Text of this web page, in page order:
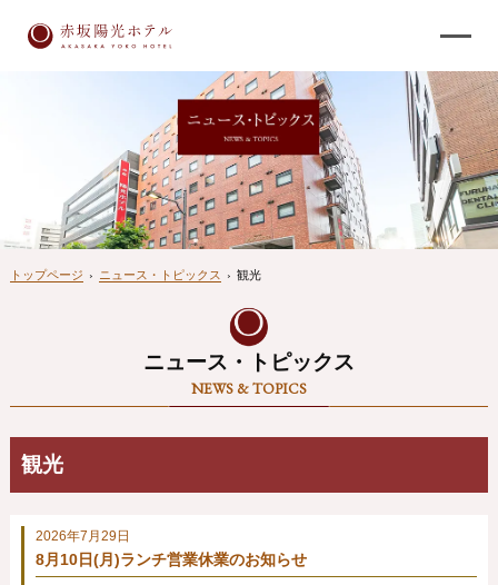
トップページ › ニュース・トピックス › 観光
ニュース・トピックス
NEWS & TOPICS
観光
2026年7月29日
8月10日(月)ランチ営業休業のお知らせ